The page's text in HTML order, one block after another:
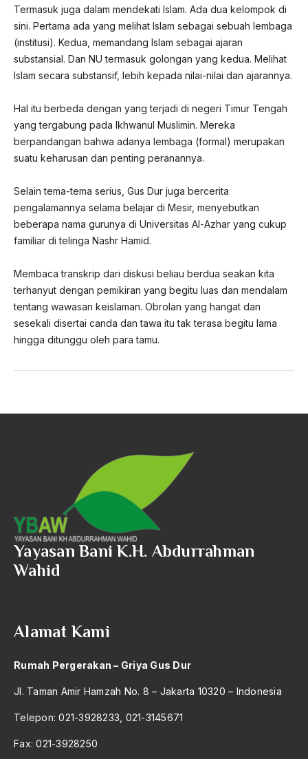
Termasuk juga dalam mendekati Islam. Ada dua kelompok di
sini. Pertama ada yang melihat Islam sebagai sebuah lembaga
(institusi). Kedua, memandang Islam sebagai ajaran
substansial. Dan NU termasuk golongan yang kedua. Melihat
Islam secara substansif, lebih kepada nilai-nilai dan ajarannya.
Hal itu berbeda dengan yang terjadi di negeri Timur Tengah
yang tergabung pada Ikhwanul Muslimin. Mereka
berpandangan bahwa adanya lembaga (formal) merupakan
suatu keharusan dan penting peranannya.
Selain tema-tema serius, Gus Dur juga bercerita
pengalamannya selama belajar di Mesir, menyebutkan
beberapa nama gurunya di Universitas Al-Azhar yang cukup
familiar di telinga Nashr Hamid.
Membaca transkrip dari diskusi beliau berdua seakan kita
terhanyut dengan pemikiran yang begitu luas dan mendalam
tentang wawasan keislaman. Obrolan yang hangat dan
sesekali disertai canda dan tawa itu tak terasa begitu lama
hingga ditunggu oleh para tamu.
Yayasan Bani K.H. Abdurrahman
Wahid
Alamat Kami
Rumah Pergerakan – Griya Gus Dur
Jl. Taman Amir Hamzah No. 8 – Jakarta 10320 – Indonesia
Telepon: 021-3928233, 021-3145671
Fax: 021-3928250